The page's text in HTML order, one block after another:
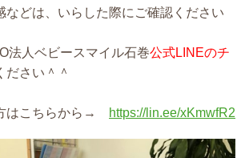
どは、いらした際にご確認ください
人ベビースマイル石巻公式LINEのチ
ださい＾＾
はこちらから→ https://lin.ee/xKmwfR2